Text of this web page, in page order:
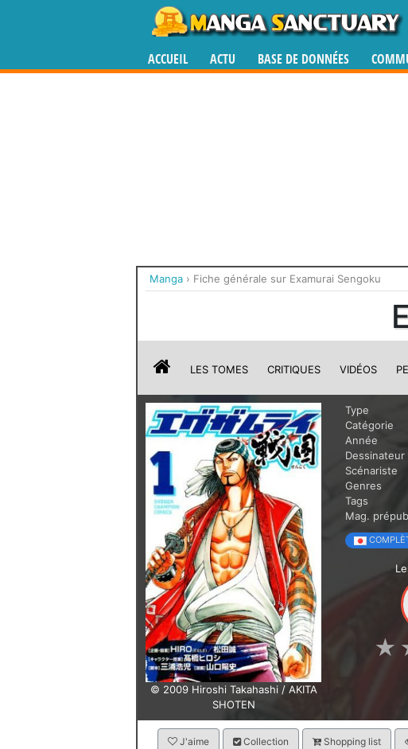
ACCUEIL ACTU BASE DE DONNÉES
Manga › Fiche générale sur Examurai Sengoku
LES TOMES CRITIQUES VIDÉOS
© 2009 Hiroshi Takahashi / AKITA
SHOTEN
Type
Catégorie
Année
Dessinateur
Scénariste
Genres
Tags
Mag.
★
J'aime Collection Shopping list